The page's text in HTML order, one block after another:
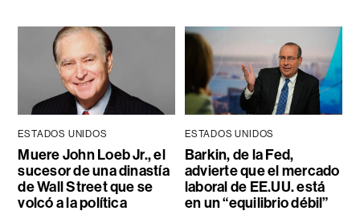
ESTADOS UNIDOS
Muere John Loeb Jr., el
sucesor de una dinastía
de Wall Street que se
volcó a la política
ESTADOS UNIDOS
Barkin, de la Fed,
advierte que el mercado
laboral de EE.UU. está
en un “equilibrio débil”